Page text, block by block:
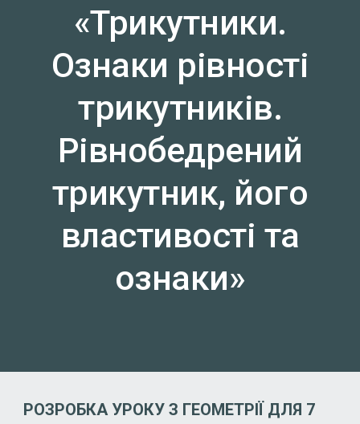
«Трикутники.
Ознаки рівності
трикутників.
Рівнобедрений
трикутник, його
властивості та
ознаки»
РОЗРОБКА УРОКУ З ГЕОМЕТРІЇ ДЛЯ 7